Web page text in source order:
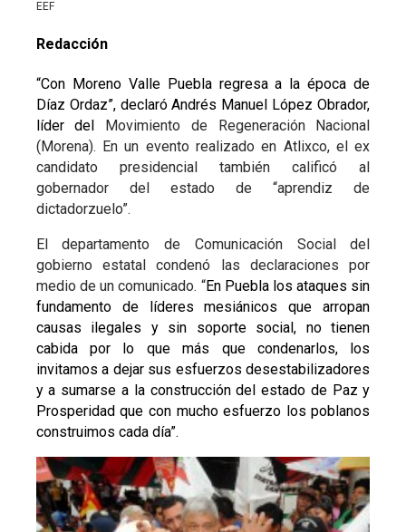
EEF
Redacción
“Con Moreno Valle Puebla regresa a la época de
Díaz Ordaz”, declaró Andrés Manuel López Obrador,
líder del
Movimiento de Regeneración Nacional
(Morena). En un evento realizado en Atlixco, el ex
candidato presidencial también calificó al
gobernador del estado de “aprendiz de
dictadorzuelo”.
El departamento de Comunicación Social del
gobierno estatal condenó las declaraciones por
medio de un comunicado. “En Puebla los ataques sin
fundamento de líderes mesiánicos que arropan
causas ilegales y sin soporte social, no tienen
cabida por lo que más que condenarlos, los
invitamos a dejar sus esfuerzos desestabilizadores
y a sumarse a la construcción del estado de Paz y
Prosperidad que con mucho esfuerzo los poblanos
construimos cada día”.